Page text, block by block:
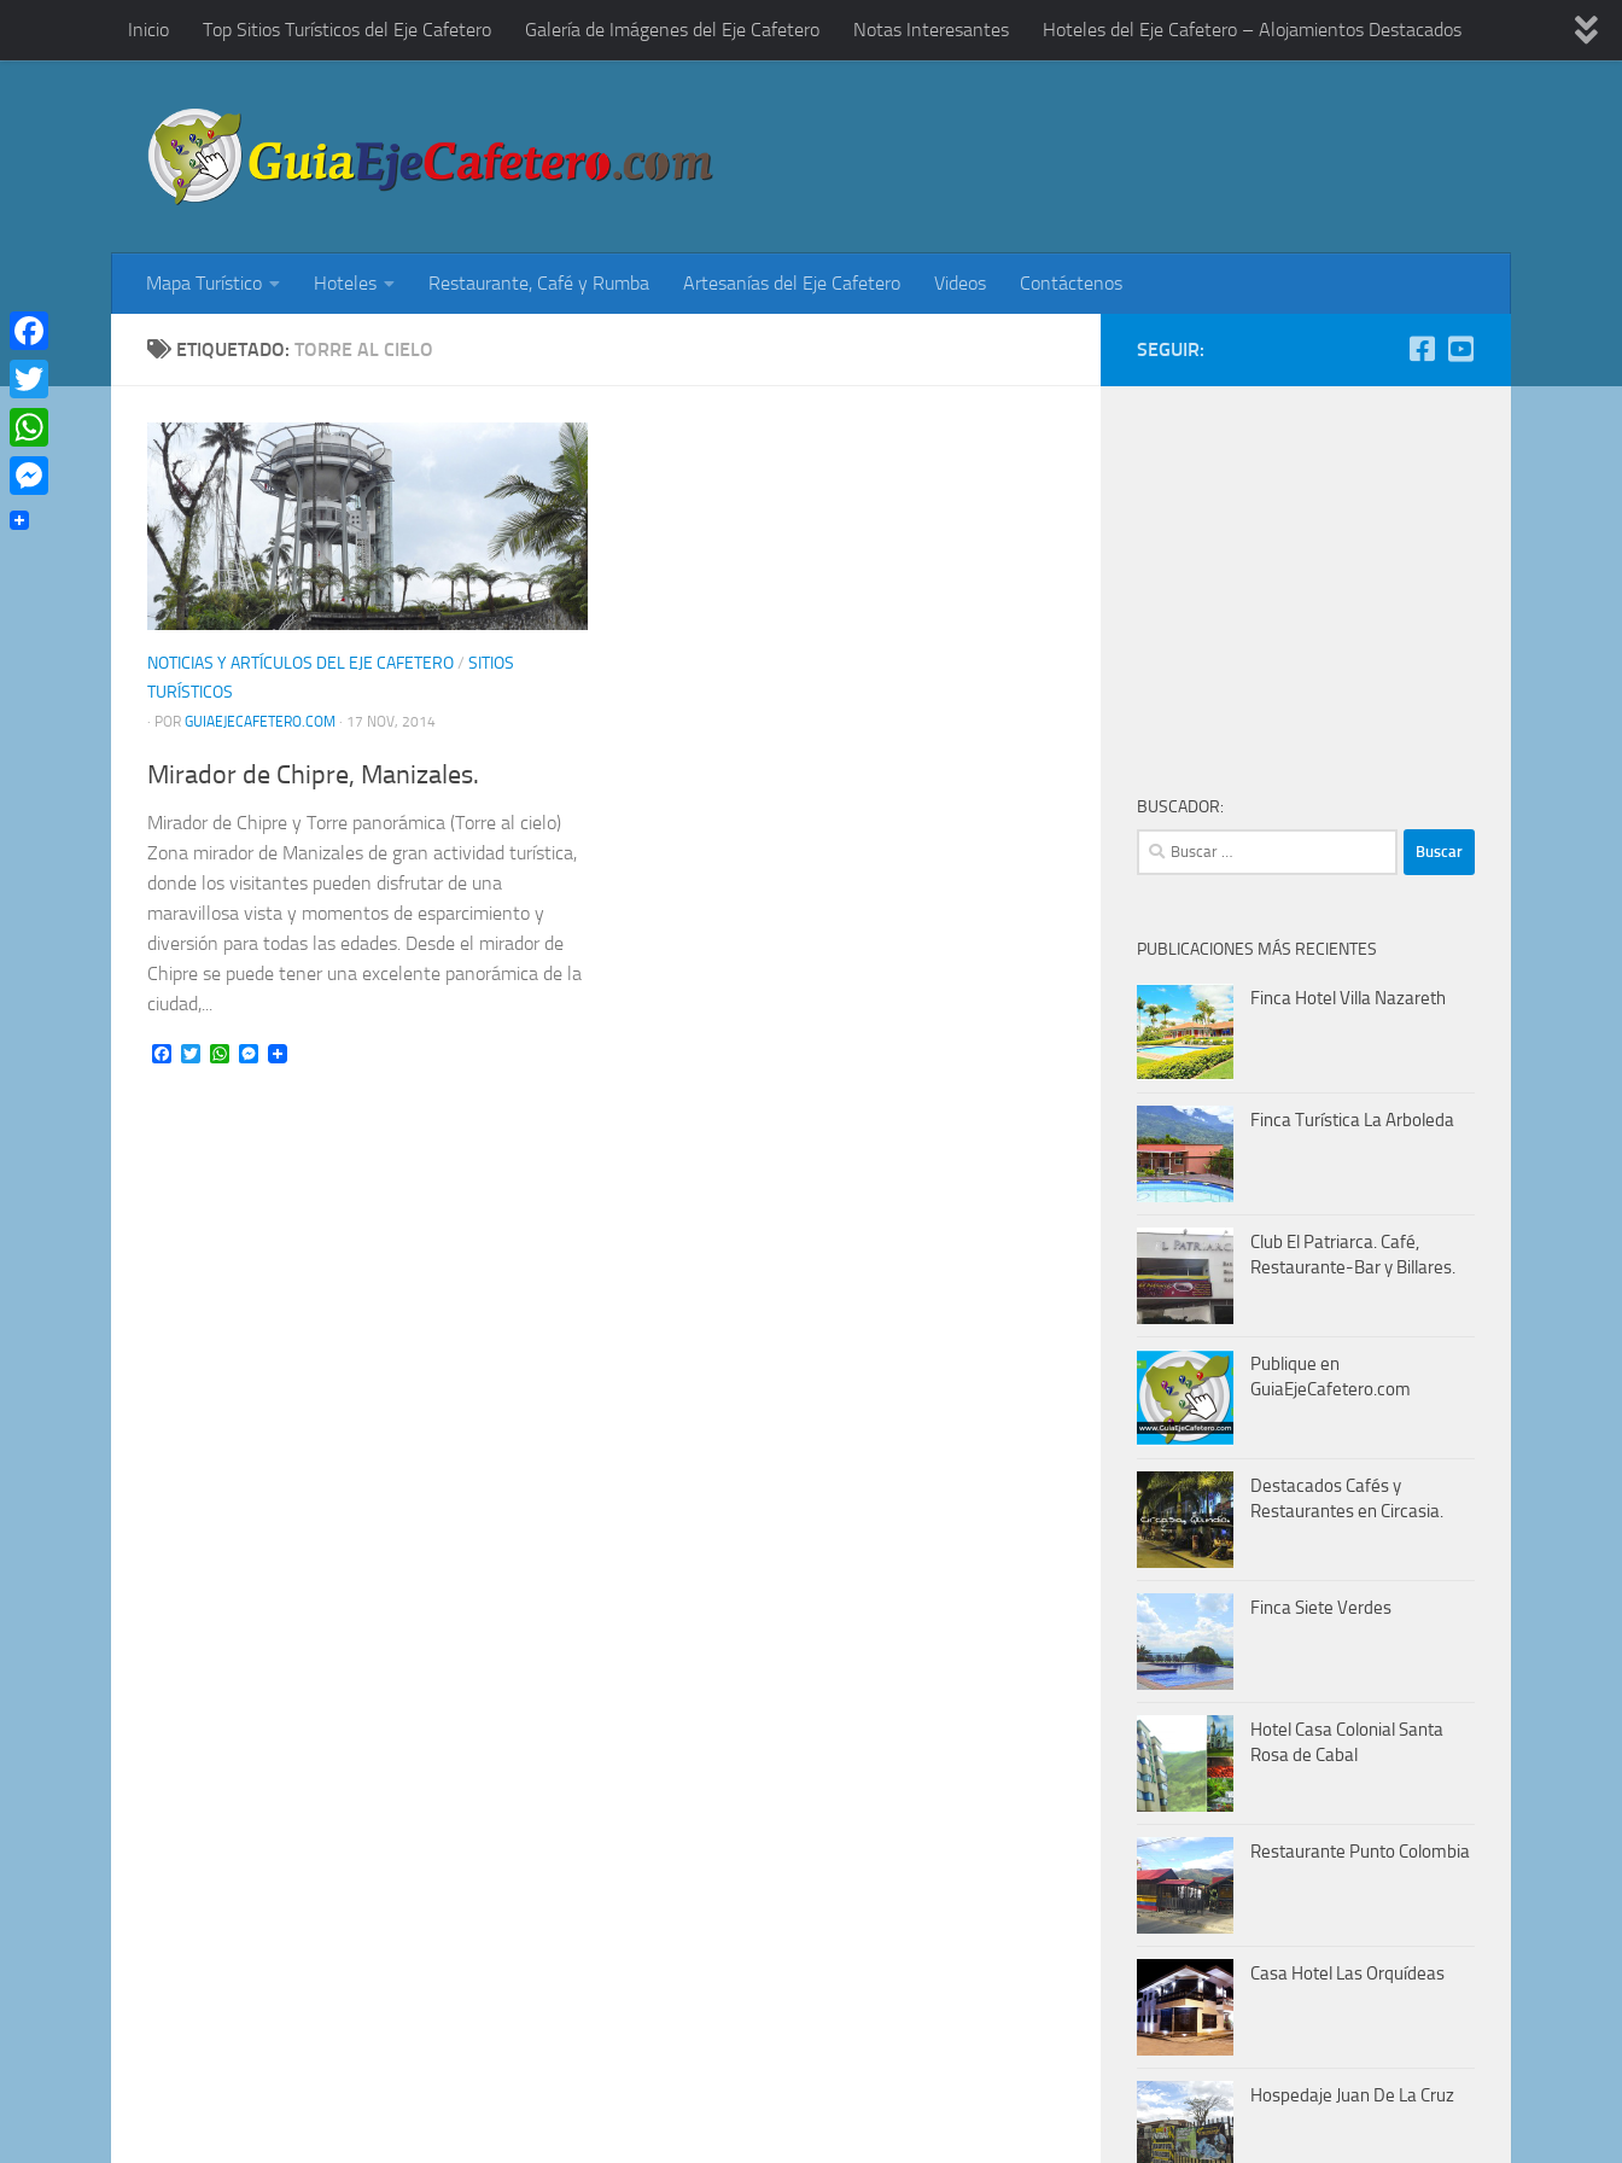
Saltar al contenido
Inicio Top Sitios Turísticos del Eje Cafetero Galería de Imágenes del Eje Cafetero Notas Interesantes Hoteles del Eje Cafetero – Alojamientos Destacados
Mapa Turístico Hoteles Restaurante, Café y Rumba Artesanías del Eje Cafetero Videos Contáctenos
ETIQUETADO: TORRE AL CIELO
NOTICIAS Y ARTÍCULOS DEL EJE CAFETERO/ SITIOS
TURÍSTICOS
· POR GUIAEJECAFETERO.COM · 17 NOV, 2014
Mirador de Chipre, Manizales.
Mirador de Chipre y Torre panorámica (Torre al cielo)
Zona mirador de Manizales de gran actividad turística,
donde los visitantes pueden disfrutar de una
maravillosa vista y momentos de esparcimiento y
diversión para todas las edades. Desde el mirador de
Chipre se puede tener una excelente panorámica de la
ciudad,...
Facebook
TwitterWhatsApp
Messenger
SEGUIR:
BUSCADOR:
Buscar:
PUBLICACIONES MÁS RECIENTES
Finca Hotel Villa Nazareth
Finca Turística La Arboleda
Club El Patriarca. Café,
Restaurante-Bar y Billares.
Publique en
GuiaEjeCafetero.com
Destacados Cafés y
Restaurantes en Circasia.
Finca Siete Verdes
Hotel Casa Colonial Santa
Rosa de Cabal
Restaurante Punto Colombia
Casa Hotel Las Orquídeas
Hospedaje Juan De La Cruz
Facebook
Twitter
WhatsApp
Messenger